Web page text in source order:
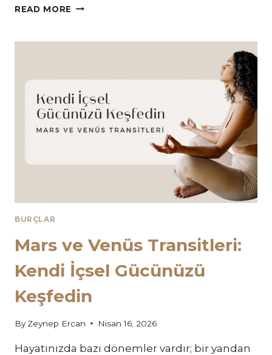
READ MORE BURÇLAR
KARAKTERI
BURÇLAR
Mars ve Venüs Transitleri:
Kendi İçsel Gücünüzü
Keşfedin
By Zeynep Ercan Nisan 16, 2026
Hayatınızda bazı dönemler vardır; bir yandan